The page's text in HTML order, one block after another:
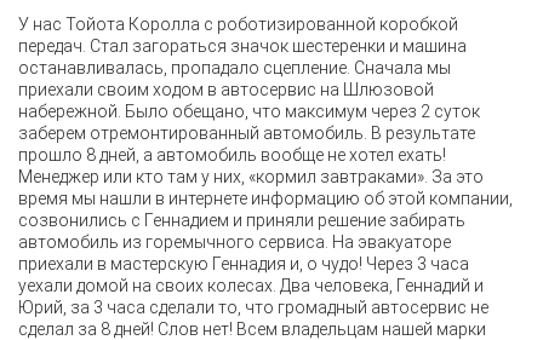
У нас Тойота Королла с роботизированной коробкой
передач. Стал загораться значок шестеренки и машина
останавливалась, пропадало сцепление. Сначала мы
приехали своим ходом в автосервис на Шлюзовой
набережной. Было обещано, что максимум через 2 суток
заберем отремонтированный автомобиль. В результате
прошло 8 дней, а автомобиль вообще не хотел ехать!
Менеджер или кто там у них, «кормил завтраками». За это
время мы нашли в интернете информацию об этой компании,
созвонились с Геннадием и приняли решение забирать
автомобиль из горемычного сервиса. На эвакуаторе
приехали в мастерскую Геннадия и, о чудо! Через 3 часа
уехали домой на своих колесах. Два человека, Геннадий и
Юрий, за 3 часа сделали то, что громадный автосервис не
сделал за 8 дней! Слов нет! Всем владельцам нашей марки